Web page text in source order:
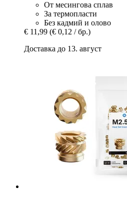
От месингова сплав
За термопласти
Без кадмий и олово
€ 11,99 (€ 0,12 / бр.)
Доставка до 13. август